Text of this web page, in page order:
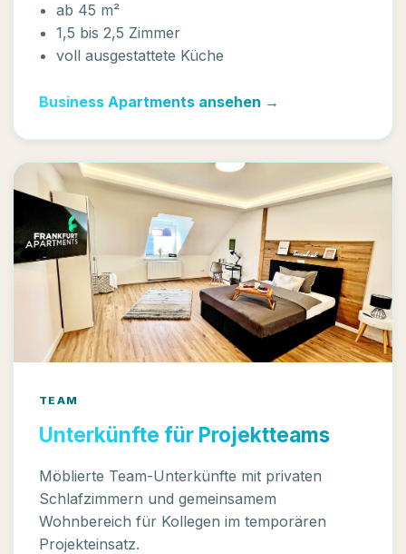
ab 45 m²
1,5 bis 2,5 Zimmer
voll ausgestattete Küche
Business Apartments ansehen →
TEAM
Unterkünfte für Projektteams
Möblierte Team-Unterkünfte mit privaten
Schlafzimmern und gemeinsamem
Wohnbereich für Kollegen im temporären
Projekteinsatz.